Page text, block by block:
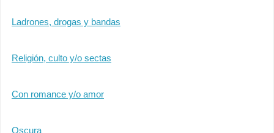
Ladrones, drogas y bandas
Religión, culto y/o sectas
Con romance y/o amor
Oscura